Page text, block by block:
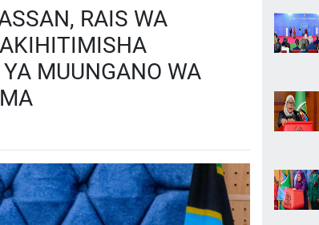
RAIS WA
MUUNGANO WA